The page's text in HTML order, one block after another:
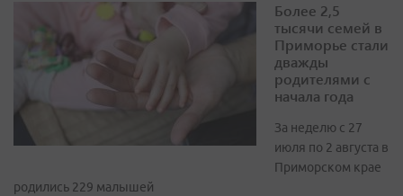
Более 2,5
тысячи семей в
Приморье стали
дважды
родителями с
начала года
За неделю с 27
июля по 2 августа в
Приморском крае
родились 229 малышей